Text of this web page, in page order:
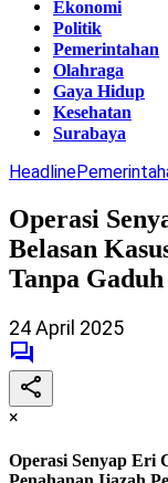
Ekonomi
Politik
Pemerintahan
Olahraga
Gaya Hidup
Kesehatan
Surabaya
Headline
Operasi
Belasan
Tanpa Gaduh
24 April 2025
×
Operasi Senyap Eri